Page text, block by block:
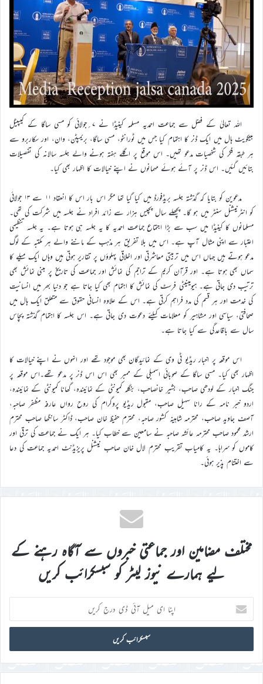
اللہ تعالیٰ کے فضل سے جماعت احمدیہ مسلمہ کینیڈا نے ۷؍جولائی کو مسی ساگا کے کیپیٹل
بینکویٹ ہال میں ایک ڈنر کا اہتمام کیا جس میں ٹورانٹو، مسی ساگا، بریمپٹن، وان، اور سکاربرو سے
ہر طبقہ فکر کی شخصیات مدعو تھیں۔ اس موقع پر اگلے ہفتہ ہونے والے جلسہ سالانہ کی تفصیلات
بتائیں گئیں۔ اس ڈنر پر آئے ہوئے مہمانوں نے اپنے خیالات کا اظہار بھی کیا۔
مدعوین کو بتایا کہ گذشتہ جلسہ بریڈفورڈ میں کیا گیا تھا مگر اس بار اس کا انعقاد ۱۱ سے ۱۳ جولائی
کو انٹرنیشنل سنٹر میں ہو گا۔ پچھلے سال پچیس ہزار سے زائد افراد نے جلسہ میں شرکت کی تھی۔
مسلمانوں کا کینیڈا میں سب سے بڑا اجتماع جماعت احمدیہ کا یہ جلسہ ہی ہوتا ہے۔ یہ جلسہ تنظیمی
اعتبار سے اپنی مثال آپ ہے۔ اس میں بلا تفریق ہر مذہب کے ماننے والے ہر مکتبہ کے لوگ
مدعو ہوتے ہیں جہاں اس میں تربیتی معاشرتی اور اخلاقی پہلوؤں پر تقاریر ہوتی ہیں وہاں ایک میلے کا
سماں بھی ہوتا ہے۔ اور قرآن کریم کے تراجم کی نمائش اور جماعت کی تاریخ پر مبنی نمائش بھی
ترتیب دی جاتی ہے۔ ہیومینیٹی فرسٹ کی نمائش کا اہتمام بھی کیا جاتا ہے جو دنیا بھر میں انسانیت
کی خدمت اور ہر قسم کی مدد فراہم کرتی ہے۔ اس کے علاوہ انسانی حقوق سے متعلق ایک ہال میں
صحافتی، سیاسی اور مشاہیر کو معلامات کیلئے دعوت دی جاتی ہے۔ اس جلسہ کا اہتمام گذشتہ پچاس
سال سے باقاعدگی سے کیا جاتا ہے۔
اس موقعہ پر اخبار ریڈیو ٹی وی کے نمائیدگان بھی موجود تھے اور انہوں نے اپنے خیالات کا
اظہار بھی کیا۔ مسی ساگا کے صوبائی اسمبلی کے ممبر بھی اس اس ڈنر پر مدعو تھے۔اس موقعہ پر
جنگ اخبار کے لودھی صاحب، بشیر خانصاحب، بنگلہ کمیونٹی کے نمائیندہ، گھانا کمیونٹی کے نمائیندہ،
اردو خبر نامہ کے رانا سہیل صاحب، مقبول ریڈیو پروگرام کی روح رواں عارفہ مظفر صاحبہ،
آصف جاوید صاحب، محترمہ شاہینہ کشور صاحبہ، محترم حفیظ خان صاحب، ڈاکٹر سانگھا صاحب محترم
ارشد محمود صاحب محترمہ عائشہ صاحبہ نے سامعین سے خطاب کیا۔ ہر ایک نے جماعت کی ترقی اور
کاموں کو سراہا۔ یہ کامیاب تقریب محترم لال خان صاحب نیشنل پریزیڈنٹ احمدیہ جماعت کی دعا
سے اختتام پذیر ہوئی۔
مختلف مضامین اور جماعتی خبروں سے آگاہ رہنے کے
لیے ہمارے نیوز لیٹر کو سبسکرائب کریں
اپنا
ای
میل
ڈی
درج
کریں